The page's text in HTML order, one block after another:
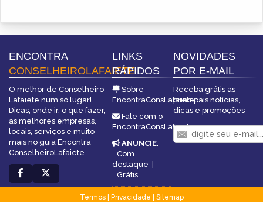
ENCONTRA
CONSELHEIROLAFAIETE
O melhor de Conselheiro
Lafaiete num só lugar!
Dicas, onde ir, o que fazer,
as melhores empresas,
locais, serviços e muito
mais no guia Encontra
ConselheiroLafaiete.
LINKS
RÁPIDOS
Sobre
EncontraConsLafaiete
Fale com o
EncontraConsLafaiete
ANUNCIE:
Com
destaque |
Grátis
NOVIDADES
POR E-MAIL
Receba grátis as
principais notícias,
dicas e promoções
Termos| Privacidade
Sitemap